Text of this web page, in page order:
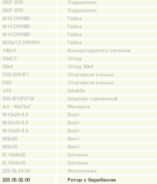
6307 2RS Подшипник
6307 2RS Подшипник
М12 DIN985 Гайка
М14 DIN985 Гайка
М10 DIN985 Гайка
М30х1,5 DIN934 Гайка
142x4 Кольцо круглого сечения
30x2,5 Oring
90x4 Oring 90x4
D35 DIN471 Стопорное кольцо
D80 Стопорное кольцо
d12 Шайба
500.421075738 Шарнир сдвоенный
A0 - 40x72x7 Манжета
M10x20-8.8 Болт
M12x30-8.8 Болт
M12x25-8.8 Болт
M8x20 Винт
M8x30 Винт
B 10x8x22 Шпонка
B 10x8x30 Шпонка
225.02.24.00 Уплотнение
225.05.02.00 Ротор с барабаном